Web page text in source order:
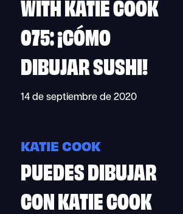
WITH KATIE COOK
075: ¡CÓMO
DIBUJAR SUSHI!
14 de septiembre de 2020
KATIE COOK
PUEDES DIBUJAR
CON KATIE COOK